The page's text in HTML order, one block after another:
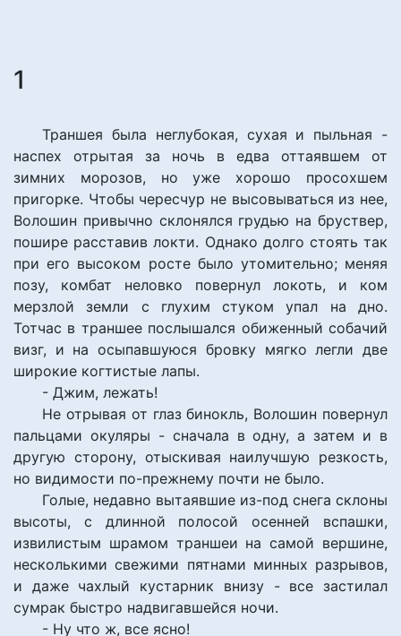
1
Траншея была неглубокая, сухая и пыльная -
наспех отрытая за ночь в едва оттаявшем от
зимних морозов, но уже хорошо просохшем
пригорке. Чтобы чересчур не высовываться из нее,
Волошин привычно склонялся грудью на бруствер,
пошире расставив локти. Однако долго стоять так
при его высоком росте было утомительно; меняя
позу, комбат неловко повернул локоть, и ком
мерзлой земли с глухим стуком упал на дно.
Тотчас в траншее послышался обиженный собачий
визг, и на осыпавшуюся бровку мягко легли две
широкие когтистые лапы.
- Джим, лежать!
Не отрывая от глаз бинокль, Волошин повернул
пальцами окуляры - сначала в одну, а затем и в
другую сторону, отыскивая наилучшую резкость,
но видимости по-прежнему почти не было.
Голые, недавно вытаявшие из-под снега склоны
высоты, с длинной полосой осенней вспашки,
извилистым шрамом траншеи на самой вершине,
несколькими свежими пятнами минных разрывов,
и даже чахлый кустарник внизу - все застилал
сумрак быстро надвигавшейся ночи.
- Ну что ж, все ясно!